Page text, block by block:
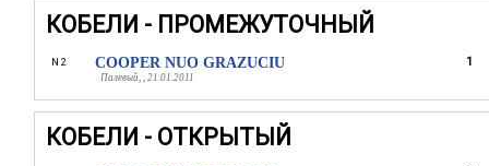
КОБЕЛИ - ПРОМЕЖУТОЧНЫЙ
N 2 COOPER NUO GRAZUCIU
Палевый, , 21.01.2011
1
КОБЕЛИ - ОТКРЫТЫЙ